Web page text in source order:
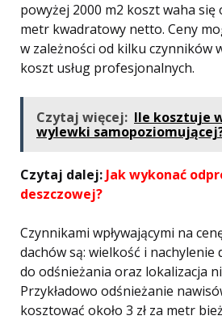
powyżej 2000 m2 koszt waha się
metr kwadratowy netto. Ceny
w zależności od kilku czynników
koszt usług profesjonalnych.
Czytaj więcej: Ile kosztuje
wylewki
Czytaj dalej: Jak wykonać
deszczowej?
Czynnikami wpływającymi na
dachów są: wielkość i nachylenie
do odśnieżania oraz lokalizacja
Przykładowo odśnieżanie
kosztować około 3 zł za metr